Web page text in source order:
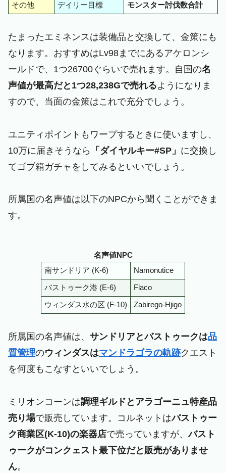
その他 デイリー目標 モンスター討伐数合計
たまったエミネンスは装備品と交換して、金策にも
なります。おすすめはLv98までにあるアケロンシ
ールドで、1つ26700ぐらいで売れます。自国の名
声値が最高だと1つ28,238Gで売れるようになりま
すので、当面の金策はこれで充分でしょう。
ユニティポイントもワープするときに使いますし、
10万に届きそうなら
「ダイヤルキー#SP」 に交換し
てゴブ箱ガチャをしてみるといいでしょう。
所属国の名声値は以下のNPCから聞くことができま
す。
名声値NPC
南サンドリア (K-6) Namonutice
バストゥーク港 (E-6) Flaco
ウィンダス水の区 (F-10) Zabirego-Hjigo
所属国の名声値は、 サンドリアとバストゥークは品
質管理のウィンダスはマンドラゴラの軌跡クエスト
を何度もこなすといいでしょう。
ミリオンコーンは調理ギルドとアラゴーニュ特産品
売り場で販売しています。コルネットはバストゥー
ク商業区(K-10)の楽器店で売っていますが、バスト
ゥークがコンクェスト最下位だと販売がありませ
ん。